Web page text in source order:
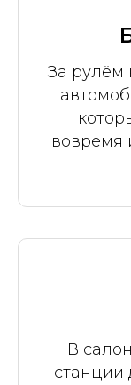
За рулём
вовремя
В
станции